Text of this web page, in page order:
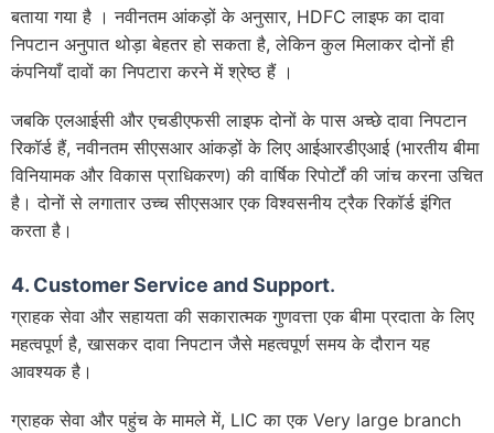
बताया गया है । नवीनतम आंकड़ों के अनुसार, HDFC लाइफ का दावा
निपटान अनुपात थोड़ा बेहतर हो सकता है, लेकिन कुल मिलाकर दोनों ही
कंपनियाँ दावों का निपटारा करने में श्रेष्ठ हैं ।
जबकि एलआईसी और एचडीएफसी लाइफ दोनों के पास अच्छे दावा निपटान
रिकॉर्ड हैं, नवीनतम सीएसआर आंकड़ों के लिए आईआरडीएआई (भारतीय बीमा
विनियामक और विकास प्राधिकरण) की वार्षिक रिपोर्टों की जांच करना उचित
है। दोनों से लगातार उच्च सीएसआर एक विश्वसनीय ट्रैक रिकॉर्ड इंगित
करता है।
4. Customer Service and Support.
ग्राहक सेवा और सहायता की सकारात्मक गुणवत्ता एक बीमा प्रदाता के लिए
महत्वपूर्ण है, खासकर दावा निपटान जैसे महत्वपूर्ण समय के दौरान यह
आवश्यक है।
ग्राहक सेवा और पहुंच के मामले में, LIC का एक Very large branch